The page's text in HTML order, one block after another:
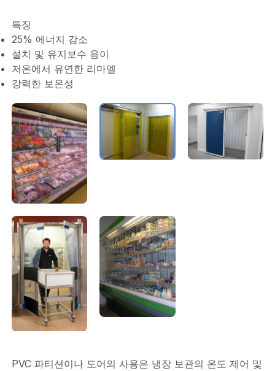
특징
25% 에너지 감소
설치 및 유지보수 용이
저온에서 유연한 리마멜
강력한 보온성
PVC 파티션이나 도어의 사용은 냉장 보관의 온도 제어 및